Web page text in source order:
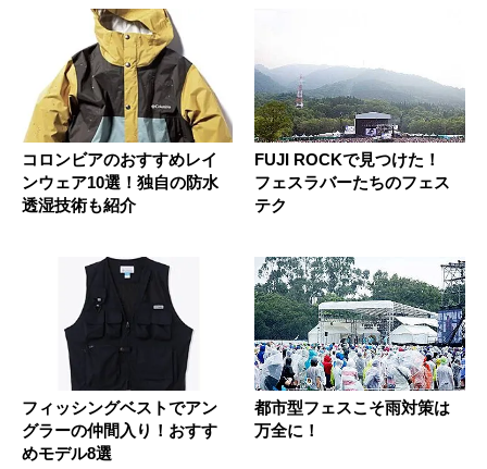
コロンビアのおすすめレイ
ンウェア10選！独自の防水
透湿技術も紹介
FUJI ROCKで見つけた！
フェスラバーたちのフェス
テク
フィッシングベストでアン
グラーの仲間入り！おすす
めモデル8選
都市型フェスこそ雨対策は
万全に！